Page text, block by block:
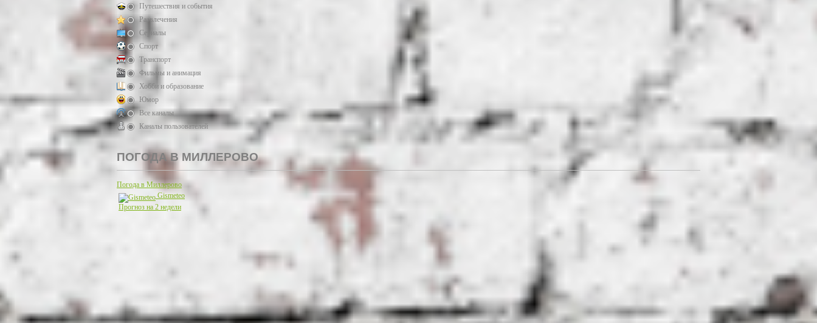
Путешествия и события
Развлечения
Сериалы
Спорт
Транспорт
Фильмы и анимация
Хобби и образование
Юмор
Все каналы
Каналы пользователей
ПОГОДА В МИЛЛЕРОВО
Погода в Миллерово
Gismeteo
Прогноз на 2 недели